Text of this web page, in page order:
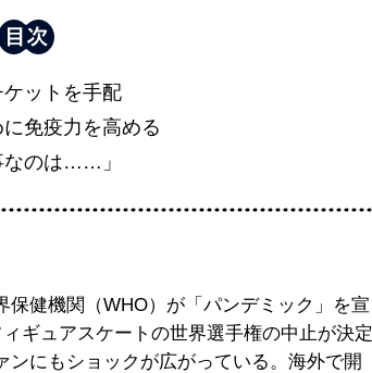
ットを手配
免疫力を高める
なのは……」
健機関（WHO）が「パンデミック」を宣
ギュアスケートの世界選手権の中止が決定
にもショックが広がっている。海外で開